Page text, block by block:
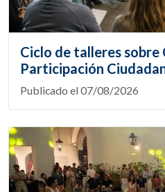
Ciclo de talleres sobre
Participación
Publicado el 07/08/2026